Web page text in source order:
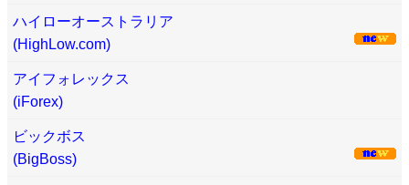
ハイローオーストラリア
(HighLow.com)
アイフォレックス
(iForex)
ビックボス
(BigBoss)